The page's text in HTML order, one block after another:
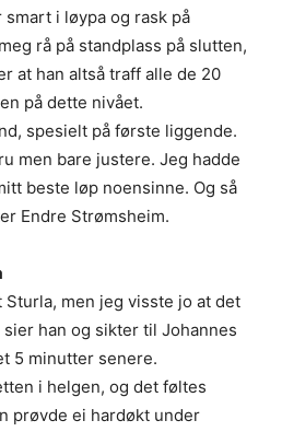
i løypa og rask på
rå på standplass på slutten,
at han altså traff alle de 20
på dette nivået.
spesielt på første liggende.
men bare justere. Jeg hadde
beste løp noensinne. Og så
Endre Strømsheim.
men jeg visste jo at det
han og sikter til Johannes
5 minutter senere.
i helgen, og det føltes
prøvde ei hardøkt under